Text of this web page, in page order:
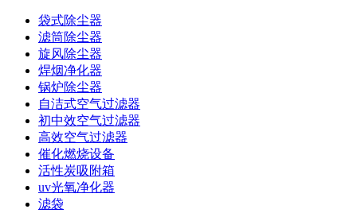
袋式除尘器
滤筒除尘器
旋风除尘器
焊烟净化器
锅炉除尘器
自洁式空气过滤器
初中效空气过滤器
高效空气过滤器
催化燃烧设备
活性炭吸附箱
uv光氧净化器
滤袋